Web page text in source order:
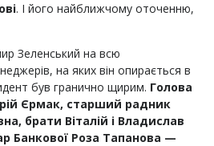
. І його найближчому оточенню,
Зеленський на всю
на яких він опирається в
був гранично щирим. Голова
Єрмак, старший радник
брати Віталій і Владислав
Банкової Роза Тапанова —